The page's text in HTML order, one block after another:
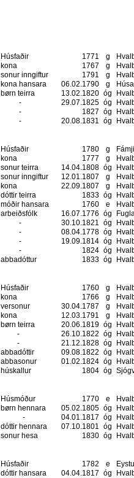
Húsfaðir 1771 g
kona 1767 g
sonur inngiftur 1791 g
kona hansara 06.02.1790 g
børn teirra 13.02.1820 óg
- 29.07.1825 óg
- 1827 óg
- 20.08.1831 óg
Húsfaðir 1780 g
kona 1777 g
sonur teirra 14.04.1808 óg
sonur inngiftur 12.01.1807 g
kona 22.09.1807 g
dóttir teirra 1833 óg
móðir hansara 1760 e
arbeiðsfólk 16.07.1776 óg
- 30.10.1821 óg
- 08.04.1778 óg
- 19.09.1814 óg
- 1824 óg
abbadóttur 1833 óg
Húsfaðir 1760 g
kona 1766 g
versonur 30.04.1787 g
kona 12.03.1791 g
børn teirra 20.06.1819 óg
- 26.10.1822 óg
- 21.12.1828 óg
abbadóttir 09.08.1822 óg
abbasonur 01.02.1824 óg
húskallur 1804 óg
Húsmóður 1770 e
børn hennara 05.02.1805 óg
- 04.01.1817 óg
dóttir hennara 07.10.1801 óg
sonur hesa 1830 óg
Húsfaðir 1782 e
dóttir hansara 04.04.1817 óg